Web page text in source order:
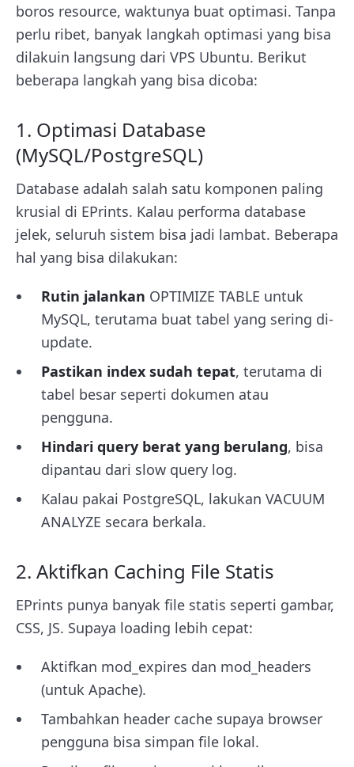
boros resource, waktunya buat optimasi. Tanpa
perlu ribet, banyak langkah optimasi yang bisa
dilakuin langsung dari VPS Ubuntu. Berikut
beberapa langkah yang bisa dicoba:
1. Optimasi Database
(MySQL/PostgreSQL)
Database adalah salah satu komponen paling
krusial di EPrints. Kalau performa database
jelek, seluruh sistem bisa jadi lambat. Beberapa
hal yang bisa dilakukan:
Rutin jalankan OPTIMIZE TABLE untuk
MySQL, terutama buat tabel yang sering di-
update.
Pastikan index sudah tepat, terutama di
tabel besar seperti dokumen atau
pengguna.
Hindari query berat yang berulang, bisa
dipantau dari slow query log.
Kalau pakai PostgreSQL, lakukan VACUUM
ANALYZE secara berkala.
2. Aktifkan Caching File Statis
EPrints punya banyak file statis seperti gambar,
CSS, JS. Supaya loading lebih cepat:
Aktifkan mod_expires dan mod_headers
(untuk Apache).
Tambahkan header cache supaya browser
pengguna bisa simpan file lokal.